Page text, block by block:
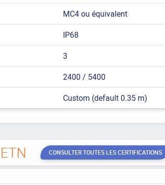
MC4 ou équivalent
IP68
3
2400 / 5400
Custom (default 0.35 m)
ETN CONSULTER TOUTES LES CERTIFICATIONS